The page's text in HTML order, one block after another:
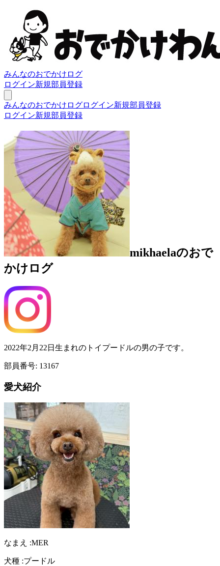
みんなのおでかけログ
ログイン新規部員登録
みんなのおでかけログログイン新規部員登録
ログイン新規部員登録
mikhaelaのおで
かけログ
2022年2月22日生まれのトイプードルの男の子です。
部員番号: 13167
愛犬紹介
なまえ :MER
犬種 :プードル